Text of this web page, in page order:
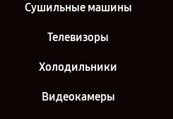
Сушильные машины
Телевизоры
Холодильники
Видеокамеры